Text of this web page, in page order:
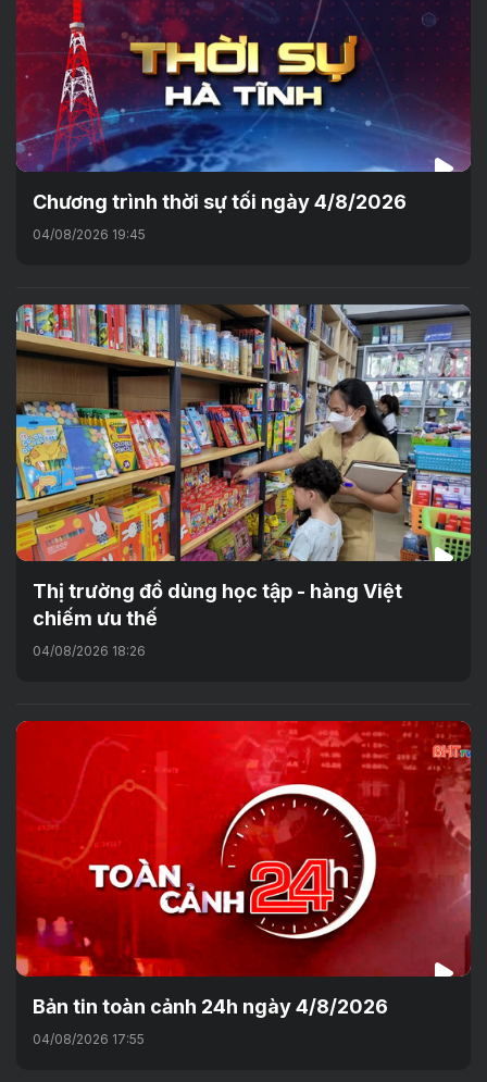
Chương trình thời sự tối ngày 4/8/2026
04/08/2026 19:45
Thị trường đồ dùng học tập - hàng Việt
chiếm ưu thế
04/08/2026 18:26
Bản tin toàn cảnh 24h ngày 4/8/2026
04/08/2026 17:55